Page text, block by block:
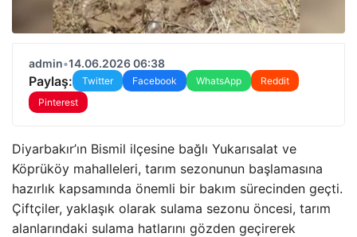
admin•14.06.2026 06:38
Paylaş: Twitter Facebook WhatsApp
Reddit
Pinterest
Diyarbakır’ın Bismil ilçesine bağlı Yukarısalat ve
Köprüköy mahalleleri, tarım sezonunun başlamasına
hazırlık kapsamında önemli bir bakım sürecinden geçti.
Çiftçiler, yaklaşık olarak sulama sezonu öncesi, tarım
alanlarındaki sulama hatlarını gözden geçirerek